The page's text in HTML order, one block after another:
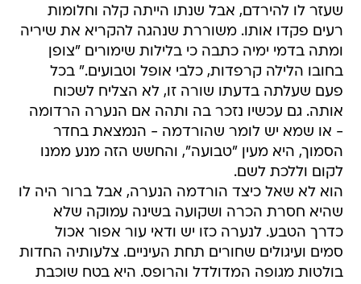
שעזר לו להירדם, אבל שנתו הייתה קלה וחלומות
רעים פקדו אותו. משוררת שנהגה להקריא את שיריה
ומתה בדמי ימיה כתבה כי בלילות שימורים "צופן
בחובו הלילה קרפדות, כלבי אופל וטבועים." בכל
פעם שעלתה בדעתו שורה זו, לא הצליח לשכוח
אותה. גם עכשיו נזכר בה ותהה אם הנערה הרדומה
- או שמא יש לומר שהורדמה - הנמצאת בחדר
הסמוך, היא מעין "טבועה", והחשש הזה מנע ממנו
לקום וללכת לשם.
הוא לא שאל כיצד הורדמה הנערה, אבל ברור היה לו
שהיא חסרת הכרה ושקועה בשינה עמוקה שלא
כדרך הטבע. לנערה כזו יש ודאי עור אפור אכול
סמים ועיגולים שחורים תחת העיניים. צלעותיה החדות
בולטות מגופה המדולדל והרופס. היא בטח שוכבת